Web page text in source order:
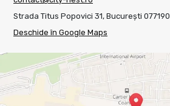
Strada Titus Popovici 31, București 077190
Deschide în Google Maps